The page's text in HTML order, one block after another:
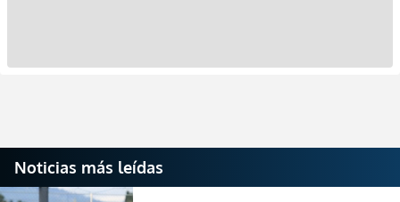
Noticias más leídas